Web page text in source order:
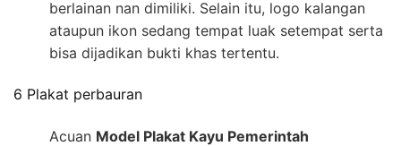
berlainan nan dimiliki. Selain itu, logo kalangan
ataupun ikon sedang tempat luak setempat serta
bisa dijadikan bukti khas tertentu.
6 Plakat perbauran
Acuan Model Plakat Kayu Pemerintah